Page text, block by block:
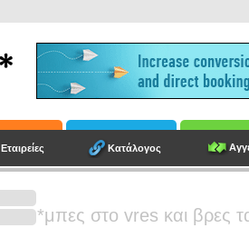
Εταιρείες Κατάλογος
*μπες στο vres και βρες